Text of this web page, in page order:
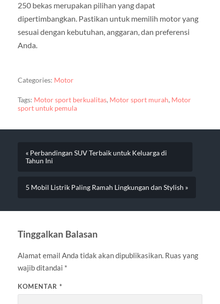
250 bekas merupakan pilihan yang dapat
dipertimbangkan. Pastikan untuk memilih motor yang
sesuai dengan kebutuhan, anggaran, dan preferensi
Anda.
Categories: Motor
Tags: Motor sport berkualitas, Motor sport murah, Motor
sport untuk pemula
« Perbandingan SUV Terbaik untuk Keluarga di
Tahun Ini
5 Mobil Listrik Paling Ramah Lingkungan dan Stylish »
Tinggalkan Balasan
Alamat email Anda tidak akan dipublikasikan. Ruas yang
wajib ditandai *
KOMENTAR *